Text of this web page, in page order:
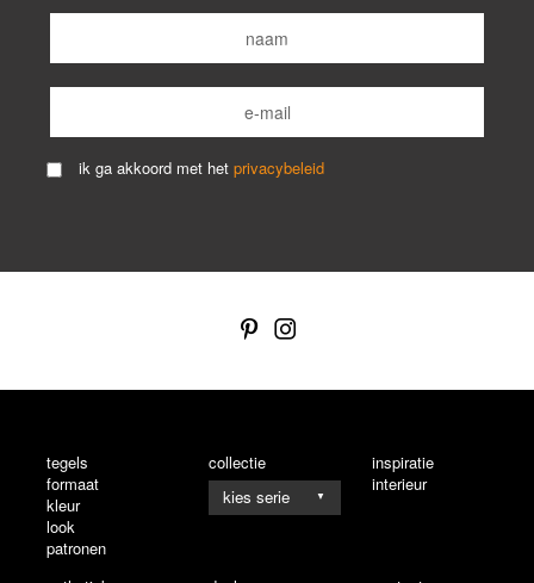
ik ga akkoord met het privacybeleid
tegels
formaat
kleur
look
patronen
collectie
▼
inspiratie
interieur